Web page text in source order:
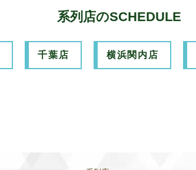
系列店のSCHEDULE
千葉店 横浜関内店